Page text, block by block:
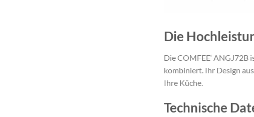
Die
Die COMFEE‘ ANGJ72B
kombiniert. Ihr Design
Ihre Küche.
Technische